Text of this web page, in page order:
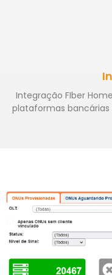
Integração FIber
plataformas